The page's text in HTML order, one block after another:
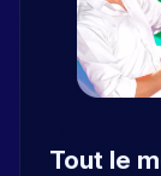
Tout le